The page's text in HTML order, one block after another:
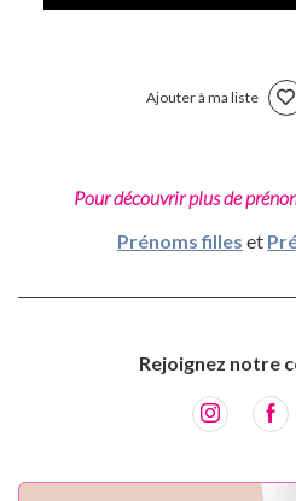
Ajouter à ma liste
Pour découvrir plus de
Prénoms filles et
Rejoignez notre